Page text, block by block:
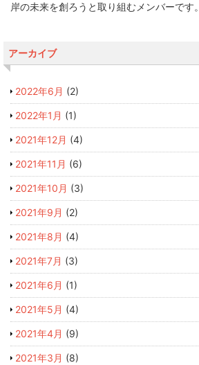
岸の未来を創ろうと取り組むメンバーです。
アーカイブ
2022年6月 (2)
2022年1月 (1)
2021年12月 (4)
2021年11月 (6)
2021年10月 (3)
2021年9月 (2)
2021年8月 (4)
2021年7月 (3)
2021年6月 (1)
2021年5月 (4)
2021年4月 (9)
2021年3月 (8)